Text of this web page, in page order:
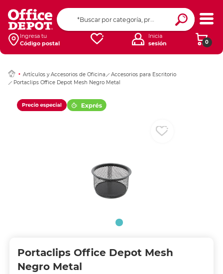
Ingresa tu
Código postal
0
Inicia
sesión
Artículos y Accesorios de Oficina
Accesorios para Escritorio
Portaclips Office Depot Mesh Negro Metal
Portaclips Office Depot Mesh
Negro Metal
Ingresar Codigo